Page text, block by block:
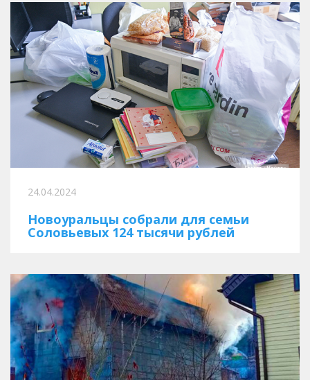
24.04.2024
Новоуральцы собрали для семьи
Соловьевых 124 тысячи рублей